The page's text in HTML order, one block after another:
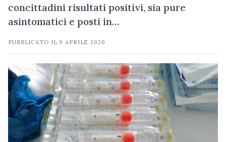
concittadini risultati positivi, sia pure
asintomatici e posti in…
PUBBLICATO IL 9 APRILE 2020